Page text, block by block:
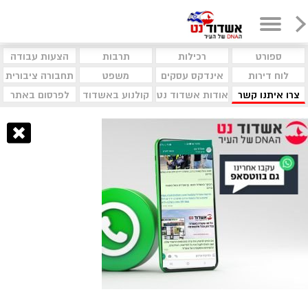
ספורט רכילות תרבות
הצעות עבודה
לוח דירות
אינדקס עסקים משפט
תחבורה ציבורית
צרו איתנו קשר
אודות אשדוד נט קולנוע באשדוד לפרסום באתר